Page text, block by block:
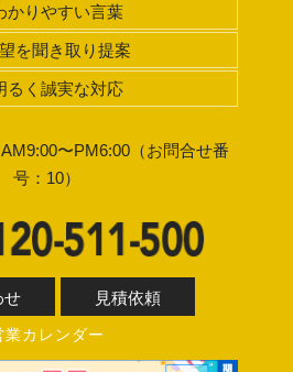
かりやすい言葉
を聞き取り提案
るく誠実な対応
〜PM6:00（お問合せ番
号：10）
せ 見積依頼
業カレンダー